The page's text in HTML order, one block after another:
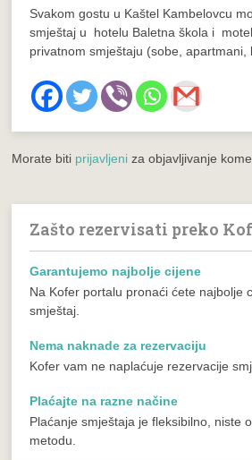
Svakom gostu u Kaštel Kambelovcu
smještaj u hotelu Baletna škola i
privatnom smještaju (sobe, apartmani,
Morate biti prijavljeni za objavljivanje
Zašto rezervisati preko
Garantujemo najbolje cijene
Na Kofer portalu pronaći ćete najbolje
smještaj.
Nema naknade za rezervaciju
Kofer vam ne naplaćuje rezervacije
Plaćajte na razne načine
Plaćanje smještaja je fleksibilno, niste
metodu.